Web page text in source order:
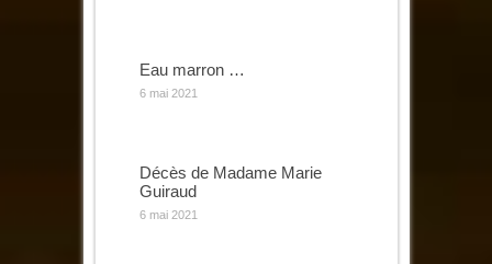
Eau marron …
6 mai 2021
Décès de Madame Marie
Guiraud
6 mai 2021